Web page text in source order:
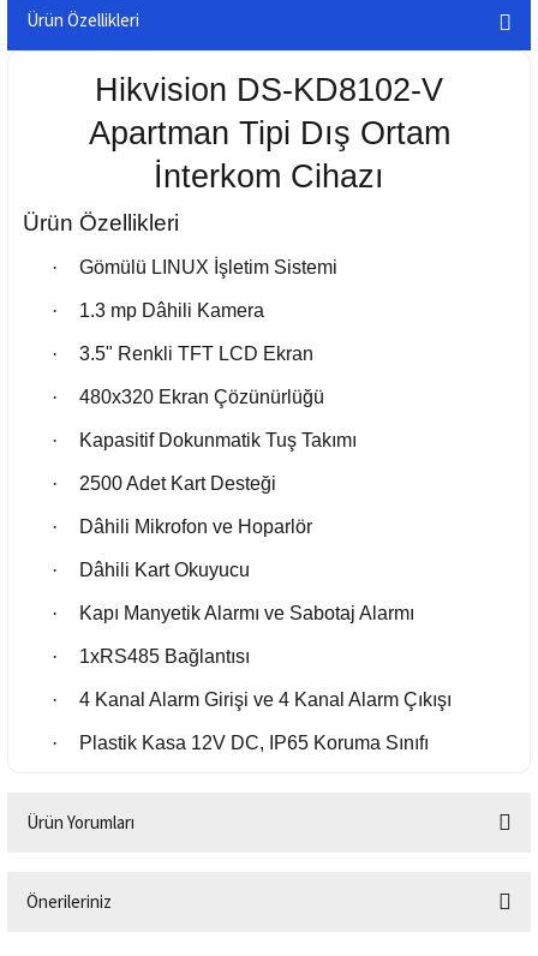
Ürün Özellikleri
Hikvision DS-KD8102-V
Apartman Tipi Dış Ortam
İnterkom Cihazı
Ürün Özellikleri
· Gömülü LINUX İşletim Sistemi
· 1.3 mp Dâhili Kamera
· 3.5" Renkli TFT LCD Ekran
· 480x320 Ekran Çözünürlüğü
· Kapasitif Dokunmatik Tuş Takımı
· 2500 Adet Kart Desteği
· Dâhili Mikrofon ve Hoparlör
· Dâhili Kart Okuyucu
· Kapı Manyetik Alarmı ve Sabotaj Alarmı
· 1xRS485 Bağlantısı
· 4 Kanal Alarm Girişi ve 4 Kanal Alarm Çıkışı
· Plastik Kasa 12V DC, IP65 Koruma Sınıfı
Ürün Yorumları
Önerileriniz